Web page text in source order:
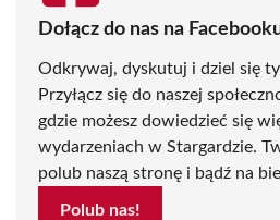
Dołącz do nas na
Odkrywaj, dyskutuj i dziel się
Przyłącz się do naszej
gdzie możesz dowiedzieć się
wydarzeniach w Stargardzie.
polub naszą stronę i bądź na
Polub nas!